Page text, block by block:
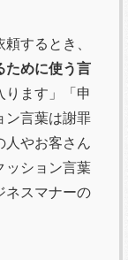
するとき、
ために使う言
ります」「申
ン言葉は謝罪
人やお客さん
ッション言葉
ネスマナーの